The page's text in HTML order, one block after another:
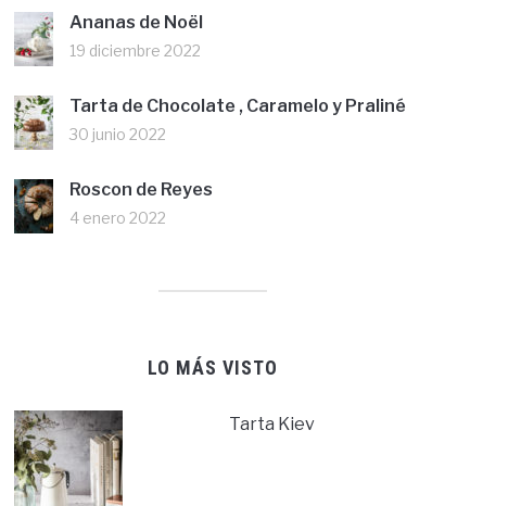
Ananas de Noël
19 diciembre 2022
Tarta de Chocolate , Caramelo y Praliné
30 junio 2022
Roscon de Reyes
4 enero 2022
LO MÁS VISTO
Tarta Kiev